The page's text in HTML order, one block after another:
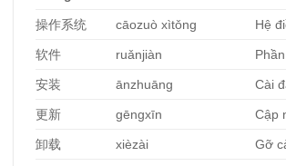
操作系统 cāozuò xìtǒng Hệ
软件 ruǎnjiàn
安装 ānzhuāng Cài
更新 gēngxīn Cập
卸载 xièzài Gỡ